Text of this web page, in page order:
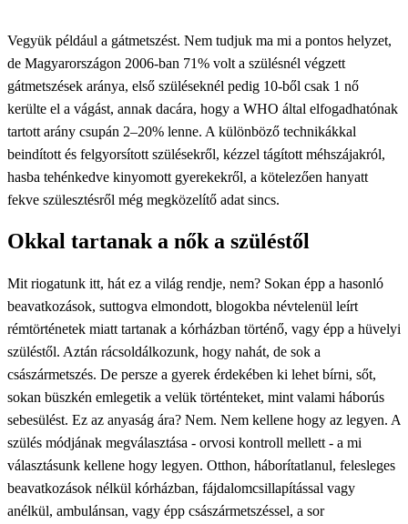
Vegyük például a gátmetszést. Nem tudjuk ma mi a pontos helyzet,
de Magyarországon 2006-ban 71% volt a szülésnél végzett
gátmetszések aránya, első szüléseknél pedig 10-ből csak 1 nő
kerülte el a vágást, annak dacára, hogy a WHO által elfogadhatónak
tartott arány csupán 2–20% lenne. A különböző technikákkal
beindított és felgyorsított szülésekről, kézzel tágított méhszájakról,
hasba tehénkedve kinyomott gyerekekről, a kötelezően hanyatt
fekve szülesztésről még megközelítő adat sincs.
Okkal tartanak a nők a szüléstől
Mit riogatunk itt, hát ez a világ rendje, nem? Sokan épp a hasonló
beavatkozások, suttogva elmondott, blogokba névtelenül leírt
rémtörténetek miatt tartanak a kórházban történő, vagy épp a hüvelyi
szüléstől. Aztán rácsoldálkozunk, hogy nahát, de sok a
császármetszés. De persze a gyerek érdekében ki lehet bírni, sőt,
sokan büszkén emlegetik a velük történteket, mint valami háborús
sebesülést. Ez az anyaság ára? Nem. Nem kellene hogy az legyen. A
szülés módjának megválasztása - orvosi kontroll mellett - a mi
választásunk kellene hogy legyen. Otthon, háborítatlanul, felesleges
beavatkozások nélkül kórházban, fájdalomcsillapítással vagy
anélkül, ambulánsan, vagy épp császármetszéssel, a sor